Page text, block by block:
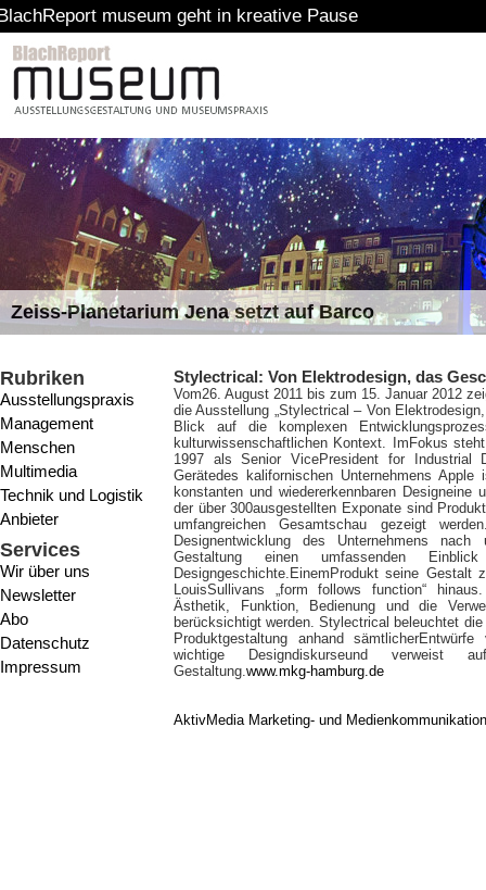
museum geht in kreative Pause
Zeiss-Planetarium Jena setzt auf Barco
Rubriken
Ausstellungspraxis
Management
Menschen
Multimedia
Technik und Logistik
Anbieter
Services
Wir über uns
Newsletter
Abo
Datenschutz
Impressum
Stylectrical: Von Elektrodesign, das
Vom26. August 2011 bis zum 15. Januar 2012
die Ausstellung „Stylectrical – Von
Blick auf die komplexen
kulturwissenschaftlichen Kontext. ImFokus
1997 als Senior VicePresident for Industrial
Gerätedes kalifornischen Unternehmens
konstanten und wiedererkennbaren
der über 300ausgestellten Exponate sind
umfangreichen Gesamtschau gezeigt
Designentwicklung des Unternehmens
Gestaltung einen umfassenden
Designgeschichte.EinemProdukt seine
LouisSullivans „form follows function“
Ästhetik, Funktion, Bedienung und die
berücksichtigt werden. Stylectrical beleuchtet
Produktgestaltung anhand
wichtige Designdiskurseund verweist
Gestaltung.www.mkg-hamburg.de
AktivMedia Marketing- und